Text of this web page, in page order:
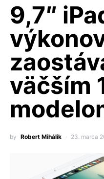
9,7″
väčším
by Robert Mihálik 23. marca